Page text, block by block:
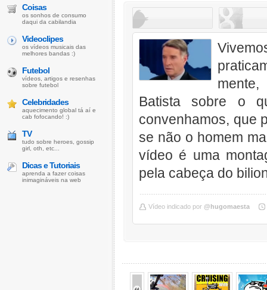
Batista sobre o
convenhamos, que
se não o homem
vídeo é uma
pela cabeça do
Vídeo indicado por @hugomaesta
Coisas
os sonhos de consumo
daqui da cabilandia
Videoclipes
os vídeos musicais das
melhores bandas :)
Futebol
vídeos, artigos e resenhas
sobre futebol
Celebridades
aquecimento global tá aí e
cab fofocando! :)
TV
tudo sobre heroes, gossip
girl, oth, etc...
Dicas e Tutoriais
aprenda a fazer coisas
inimagináveis na web